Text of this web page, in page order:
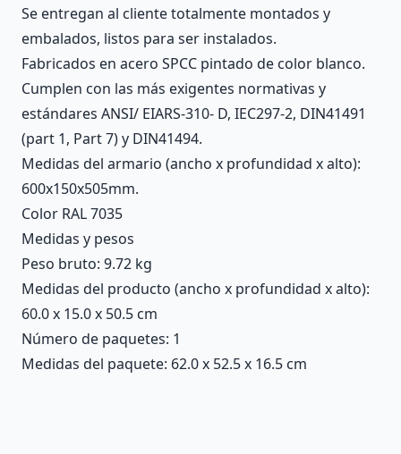
Se entregan al cliente totalmente montados y
embalados, listos para ser instalados.
Fabricados en acero SPCC pintado de color blanco.
Cumplen con las más exigentes normativas y
estándares ANSI/ EIARS-310- D, IEC297-2, DIN41491
(part 1, Part 7) y DIN41494.
Medidas del armario (ancho x profundidad x alto):
600x150x505mm.
Color RAL 7035
Medidas y pesos
Peso bruto: 9.72 kg
Medidas del producto (ancho x profundidad x alto):
60.0 x 15.0 x 50.5 cm
Número de paquetes: 1
Medidas del paquete: 62.0 x 52.5 x 16.5 cm